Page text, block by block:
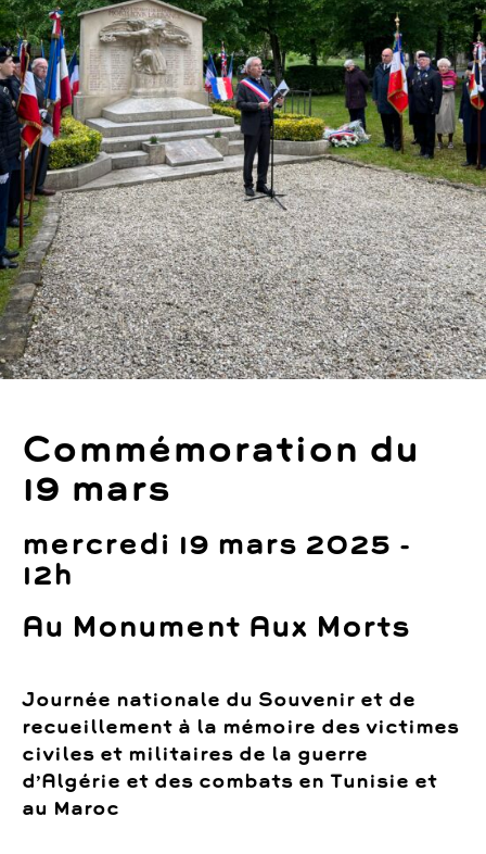
Commémoration du
19 mars
mercredi 19 mars 2025 -
12h
Au Monument Aux Morts
Journée nationale du Souvenir et de
recueillement à la mémoire des victimes
civiles et militaires de la guerre
d’Algérie et des combats en Tunisie et
au Maroc